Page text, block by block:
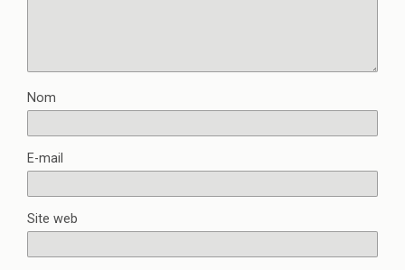
Nom
E-mail
Site web